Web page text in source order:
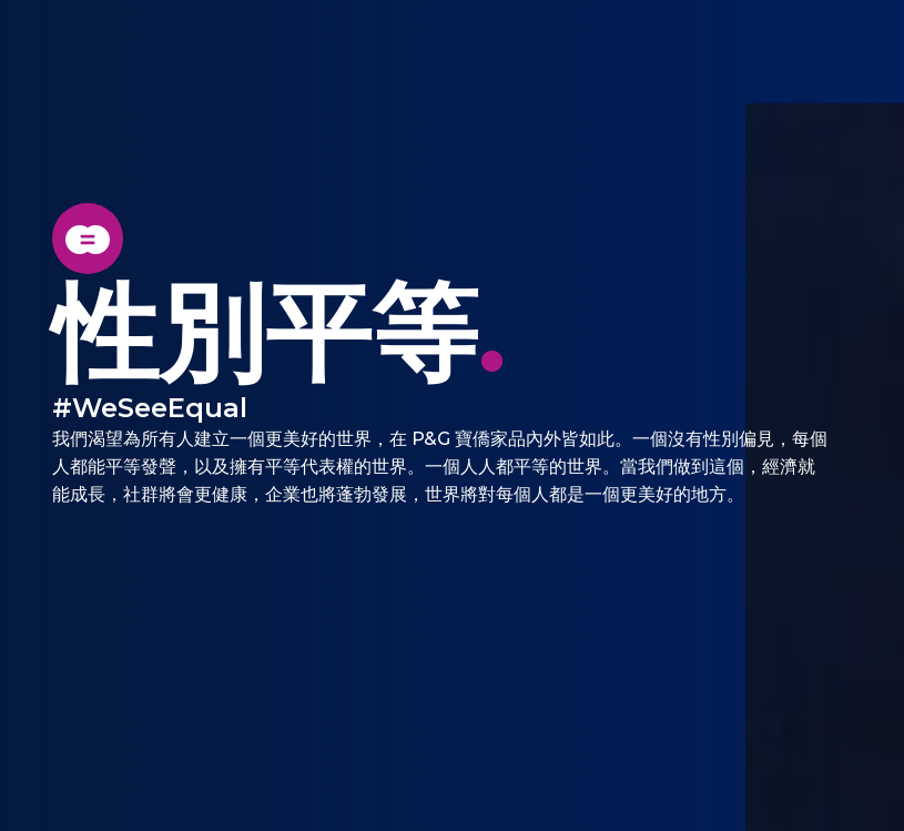
性別平等.
#WeSeeEqual
我們渴望為所有人建立一個更美好的世界，在 P&G 寶僑家品內外皆如此。一個沒有性別偏見，每個
人都能平等發聲，以及擁有平等代表權的世界。一個人人都平等的世界。當我們做到這個，經濟就
能成長，社群將會更健康，企業也將蓬勃發展，世界將對每個人都是一個更美好的地方。